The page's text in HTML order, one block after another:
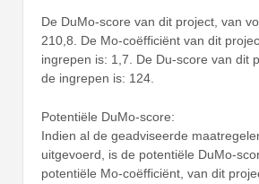
De DuMo-score van dit project, van
210,8. De Mo-coëfficiënt van dit
ingrepen is: 1,7. De Du-score van dit
de ingrepen is: 124.
Potentiële DuMo-score:
Indien al de geadviseerde
uitgevoerd, is de potentiële DuMo-
potentiële Mo-coëfficiënt, van dit